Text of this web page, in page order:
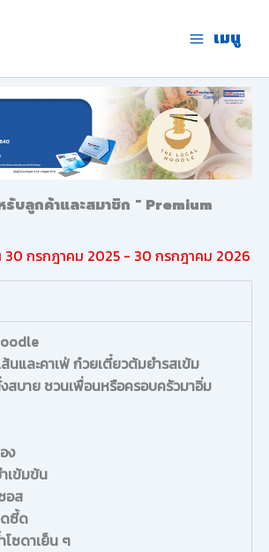
เมนู
รับลูกค้าและสมาชิก " Premium
น 30 กรกฎาคม 2025 - 30 กรกฎาคม 2026
นและคาเฟ่ ก๋วยเตี๋ยวต้มยำรสเข้ม
สบาย ชวนเพื่อนหรือครอบครัวมาอิ่ม
ง
เข้มข้น
อส
ดซี้ด
โซดาเย็น ๆ